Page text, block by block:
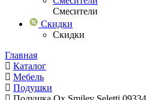
Смесители
Скидки
Скидки
Главная
Каталог
Мебель
Подушки